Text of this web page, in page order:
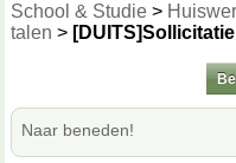
School & Studie >
talen >
Naar beneden!